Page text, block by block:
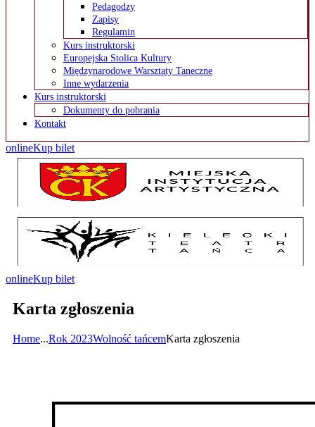
Pedagodzy
Zapisy
Regulamin
Kurs instruktorski
Europejska Stolica Kultury
Międzynarodowe Warsztaty Taneczne
Inne wydarzenia
Kurs instruktorski
Dokumenty do pobrania
Kontakt
onlineKup bilet
onlineKup bilet
Karta zgłoszenia
Home...Rok 2023Wolność tańcemKarta zgłoszenia